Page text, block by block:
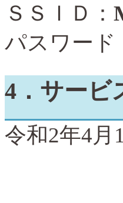
ＳＳＩＤ：
パスワード
4 ．サービ
令和2年4月